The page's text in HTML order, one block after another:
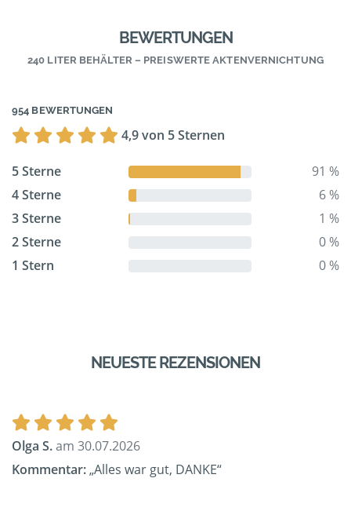
BEWERTUNGEN
240 LITER BEHÄLTER – PREISWERTE AKTENVERNICHTUNG
954 BEWERTUNGEN
4,9 von 5 Sternen
5 Sterne
91 %
4 Sterne
6 %
3 Sterne
1 %
2 Sterne
0 %
1 Stern
0 %
NEUESTE REZENSIONEN
Olga S.am 30.07.2026
Kommentar:„Alles war gut, DANKE“